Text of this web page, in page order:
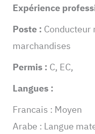
Expérience
Poste :
marchandises
Permis : C, EC,
Langues :
Francais : Moyen
Arabe : Langue